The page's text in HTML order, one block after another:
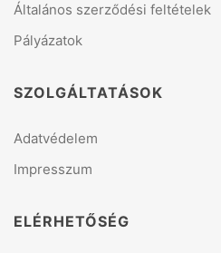
Általános szerződési feltételek
Pályázatok
SZOLGÁLTATÁSOK
Adatvédelem
Impresszum
ELÉRHETŐSÉG